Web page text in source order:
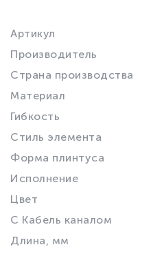
Артикул
Производитель
Страна производства
Материал
Гибкость
Стиль элемента
Форма плинтуса
Исполнение
Цвет
С Кабель каналом
Длина, мм